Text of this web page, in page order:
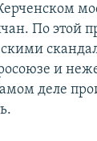
По этой
и
деле